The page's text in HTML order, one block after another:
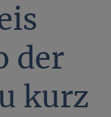
der
kurz